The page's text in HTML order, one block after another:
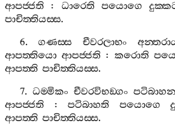
ආපජ‍්ජති : ධාරෙති පයොගෙ
පාචිත‍්තියස‍්ස.
6.ගණස‍්ස චීවරලාභං
ආපත‍්තියො ආපජ‍්ජති : කරොති
ආපත‍්ති පාචිත‍්තියස‍්ස.
7. ධම‍්මිකං චීවරවිභඞ‍්ගං
ආපජ‍්ජති :පටිබාහති පයොගෙ
ආපත‍්ති පාචිත‍්තියස‍්ස.